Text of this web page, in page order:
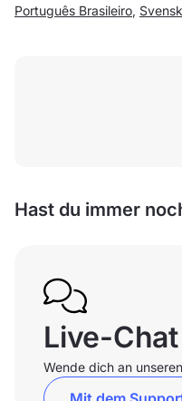
Português Brasileiro,
Hast du immer
Live-Chat
Wende dich an